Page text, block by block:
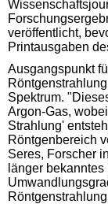
veröffentlicht,
Printausgaben
Ausgangspunkt
Spektrum.
Argon-Gas,
Strahlung'
Röntgenbereich
Seres, Forscher
länger